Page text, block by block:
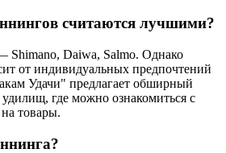
считаются лучшими?
Shimano, Daiwa, Salmo. Однако
от индивидуальных предпочтений
Удачи" предлагает обширный
где можно ознакомиться с
товары.